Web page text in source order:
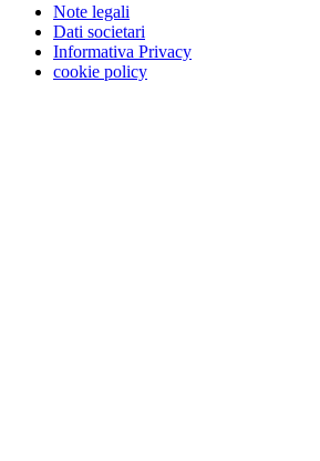
Note legali
Dati societari
Informativa Privacy
cookie policy